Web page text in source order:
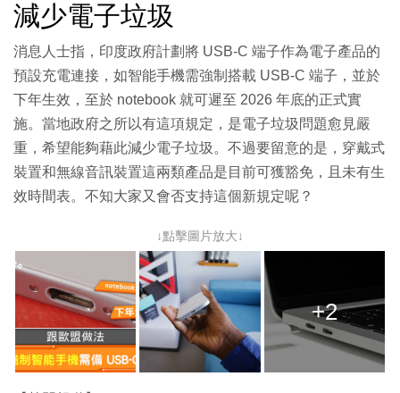
減少電子垃圾
消息人士指，印度政府計劃將 USB-C 端子作為電子產品的
預設充電連接，如智能手機需強制搭載 USB-C 端子，並於
下年生效，至於 notebook 就可遲至 2026 年底的正式實
施。當地政府之所以有這項規定，是電子垃圾問題愈見嚴
重，希望能夠藉此減少電子垃圾。不過要留意的是，穿戴式
裝置和無線音訊裝置這兩類產品是目前可獲豁免，且未有生
效時間表。不知大家又會否支持這個新規定呢？
↓點擊圖片放大↓
+2